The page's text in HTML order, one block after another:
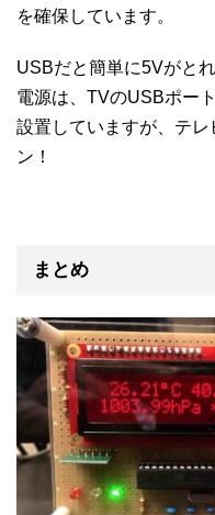
を確保しています。
USBだと簡単に5Vがと
電源は、TVのUSBポー
設置していますが、テ
ン！
まとめ